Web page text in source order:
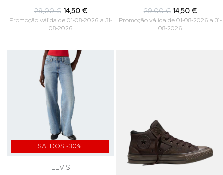
29,00 € 14,50 €
Promoção válida de 01-08-2026 a 31-
08-2026
29,00 € 14,50 €
Promoção válida de 01-08-2026 a 31-
08-2026
SALDOS -30%
LEVIS